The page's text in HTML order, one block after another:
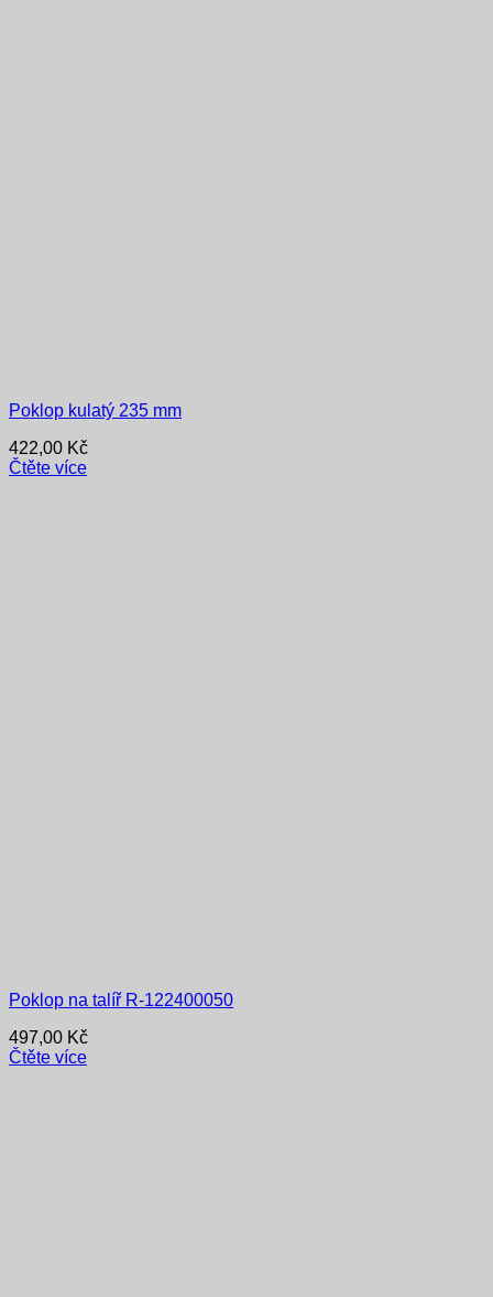
Poklop kulatý 235 mm
422,00 Kč
Čtěte více
Poklop na talíř R-122400050
497,00 Kč
Čtěte více